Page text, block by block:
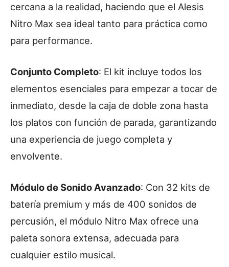
cercana a la realidad, haciendo que el Alesis
Nitro Max sea ideal tanto para práctica como
para performance.
Conjunto Completo: El kit incluye todos los
elementos esenciales para empezar a tocar de
inmediato, desde la caja de doble zona hasta
los platos con función de parada, garantizando
una experiencia de juego completa y
envolvente.
Módulo de Sonido Avanzado: Con 32 kits de
batería premium y más de 400 sonidos de
percusión, el módulo Nitro Max ofrece una
paleta sonora extensa, adecuada para
cualquier estilo musical.